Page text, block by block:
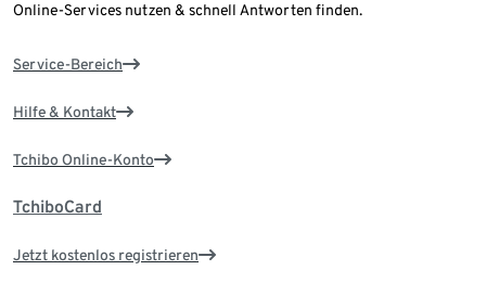
Online-Services nutzen & schnell Antworten finden.
Service-Bereich
Hilfe & Kontakt
Tchibo Online-Konto
TchiboCard
Jetzt kostenlos registrieren